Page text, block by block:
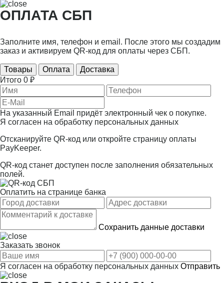
ОПЛАТА СБП
Заполните имя, телефон и email. После этого мы создадим
заказ и активируем QR-код для оплаты через СБП.
Товары Оплата
Доставка
Итого 0 ₽
На указанный Email придёт электронный чек о покупке.
Я согласен на обработку персональных данных
Отсканируйте QR-код или откройте страницу оплаты
PayKeeper.
QR-код станет доступен после заполнения обязательных
полей.
Оплатить на странице банка
Сохранить данные доставки
Заказать звонок
Я согласен на обработку персональных данных Отправить